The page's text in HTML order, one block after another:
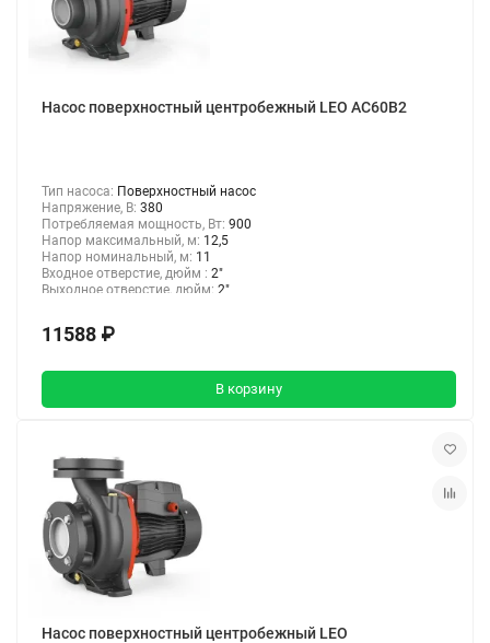
Насос поверхностный центробежный LEO AC60B2
Тип насоса: Поверхностный насос
Напряжение, В: 380
Потребляемая мощность, Вт: 900
Напор максимальный, м: 12,5
Напор номинальный, м: 11
Входное отверстие, дюйм : 2"
Выходное отверстие, дюйм: 2"
11588 ₽
В корзину
Насос поверхностный центробежный LEO